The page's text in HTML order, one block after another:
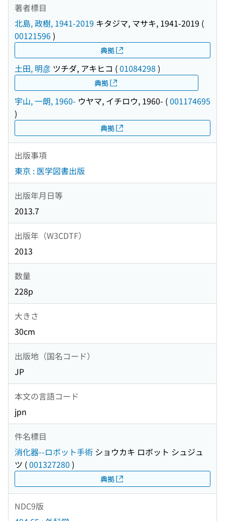
著者標目
北島, 政樹, 1941-2019 キタジマ, マサキ, 1941-2019 (
00121596)
典拠
土田, 明彦 ツチダ, アキヒコ (01084298 )
典拠
宇山, 一朗, 1960- ウヤマ, イチロウ, 1960- (001174695
)
典拠
出版事項
東京 : 医学図書出版
出版年月日等
2013.7
出版年（W3CDTF）
2013
数量
228p
大きさ
30cm
出版地（国名コード）
JP
本文の言語コード
jpn
件名標目
消化器--ロボット手術 ショウカキ ロボット シュジュ
ツ (001327280 )
典拠
NDC9版